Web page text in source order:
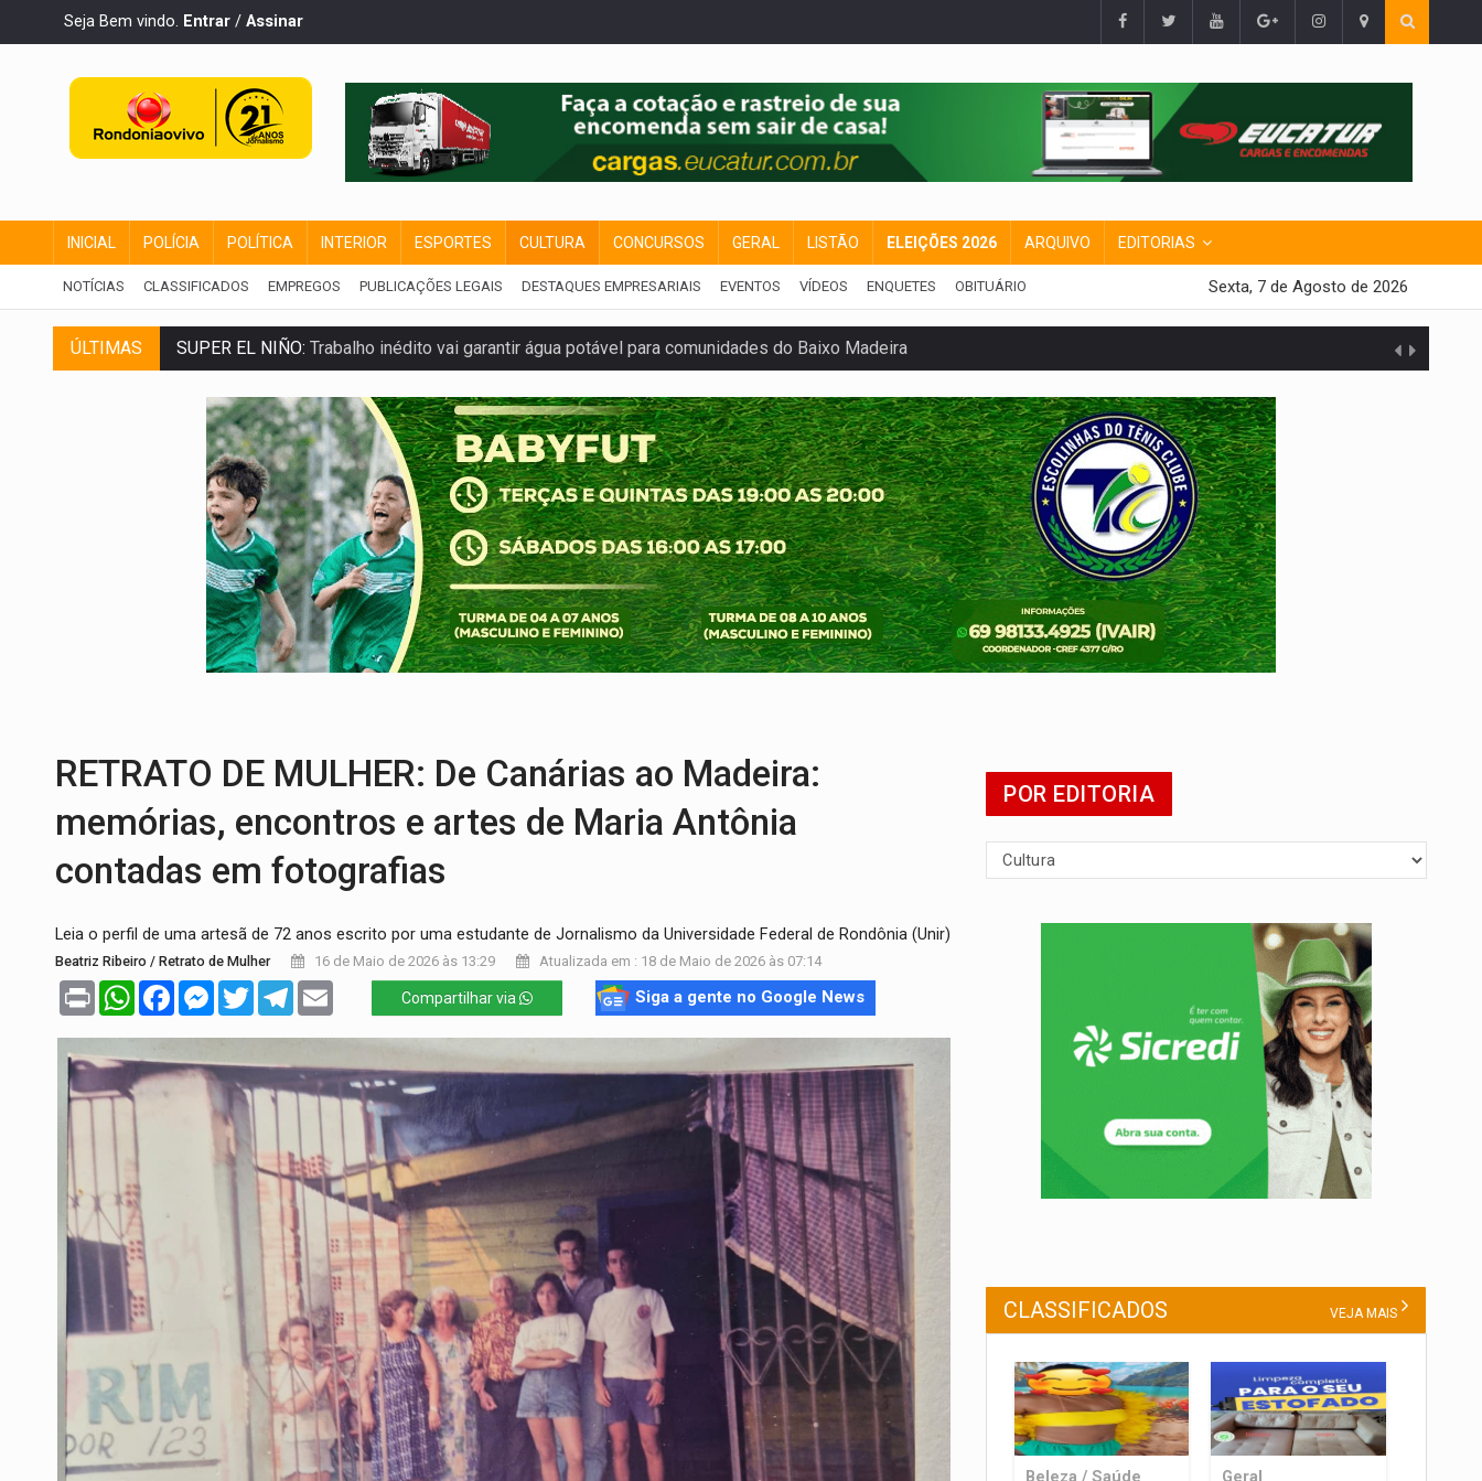
Seja Bem vindo. Entrar / Assinar
INICIAL POLÍCIA POLÍTICA INTERIOR ESPORTES CULTURA CONCURSOS GERAL LISTÃO ELEIÇÕES 2026 ARQUIVO EDITORIAS
NOTÍCIAS CLASSIFICADOS EMPREGOS PUBLICAÇÕES LEGAIS DESTAQUES EMPRESARIAIS EVENTOS VÍDEOS ENQUETES OBITUÁRIO Sexta, 7 de Agosto de 2026
ÚLTIMAS
SUPER EL NIÑO:Trabalho inédito vai garantir água potável para comunidades do Baixo Madeira
FAMÍLIA MORREU:Identificadas as cinco vítimas de acidente na BR-364, entre elas uma criança
BRASIL CONTRA O CRIME:Acusado de guardar armas de facção é preso com revólveres e espingardas
TRAGÉDIA:Sobe para cinco o número de mortos em colisão entre carreta e Fiat Uno na BR-364
TRANSPORTE DE ARROZ:MPF assegura cumprimento da legislação sobre transporte de cargas por empresa
DEEPFAKE:Sancionada lei contra violência sexual infantil na internet e via IA
COLEGIADO:Brasil e Rússia discutem energia nuclear, defesa e ciência em Brasília
URGENTE:Colisão entre caminhão e carro deixa quatro mortos e um em estado grave na BR
RETRATO DE MULHER: De Canárias ao Madeira:
memórias, encontros e artes de Maria Antônia
contadas em fotografias
Leia o perfil de uma artesã de 72 anos escrito por uma estudante de Jornalismo da Universidade Federal de Rondônia (Unir)
Beatriz Ribeiro / Retrato de Mulher 16 de Maio de 2026 às 13:29 Atualizada em : 18 de Maio de 2026 às 07:14
Print WhatsAppFacebookMessenger
TwitterTelegram Compartilhar via Siga a gente no Google News
POR EDITORIA
CLASSIFICADOS VEJA MAIS